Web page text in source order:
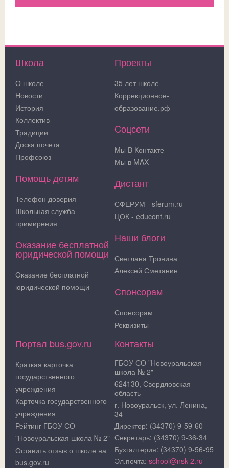
Школа
О школе
Новости
История
Коллектив
Традиции
Доска почета
Профсоюз
Помощь детям
Телефон доверия
Школьная служба
примирения
Оказание бесплатной
юридической помощи
Оказание бесплатной
юридической помощи
Проекты
35 лет школе
Коррекционное-
образование.рф
Cоцсети
Мы В Контакте
Мы в MAX
Дистант
СФЕРУМ - sferum.ru
ЦОК - educont.ru
Наши блоги
Светлана Тронина
Алексей Сметанин
Спонсорам
Спонсорам
Реквизиты
Портал bus.gov.ru
Краткая карточка
государственного
учреждения
Карточка государственного
учреждения
Рейтинг ГБОУ СО
"Новоуральская школа № 2"
Оставить отзыв о школе на
bus.gov.ru
Контакты
ГБОУ СО "Новоуральская
школа № 2"
624130, Свердловская
область
г. Новоуральск, ул. Ленина,
34
Директор: (34370) 9-59-60
Секретарь: (34370) 9-36-34
Бухгалтерия: (34370) 9-56-95
Эл.почта: school@nsk-2.ru